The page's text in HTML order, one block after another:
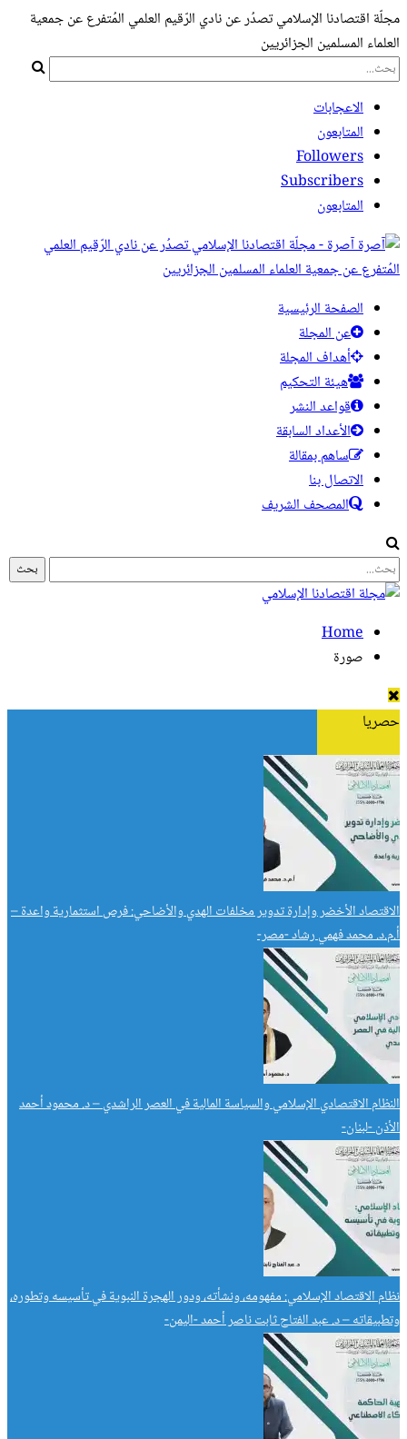
مجلّة اقتصادنا الإسلامي تصدُر عن نادي الرّقيم العلمي المُتفرع عن جمعية
العلماء المسلمين الجزائريين
الاعجابات
المتابعون
Followers
Subscribers
المتابعون
آصرة - مجلّة اقتصادنا الإسلامي تصدُر عن نادي الرّقيم العلمي
المُتفرع عن جمعية العلماء المسلمين الجزائريين
الصفحة الرئيسية
عن المجلة
أهداف المجلة
هيئة التحكيم
قواعد النشر
الأعداد السابقة
ساهم بمقالة
الاتصال بنا
المصحف الشريف
Home
صورة
حصريا
الاقتصاد الأخضر وإدارة تدوير مخلفات الهدي والأضاحي: فرص استثمارية واعدة –
أ.م.د. محمد فهمي رشاد -مصر-
النظام الاقتصادي الإسلامي والسياسة المالية في العصر الراشدي – د. محمود أحمد
الأذن -لبنان-
نظام الاقتصاد الإسلامي: مفهومه، ونشأته، ودور الهجرة النبوية في تأسيسه وتطوره،
وتطبيقاته – د. عبد الفتاح ثابت ناصر أحمد -اليمن-